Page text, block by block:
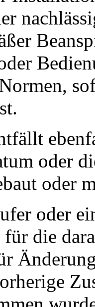
oder
oder
oder
die